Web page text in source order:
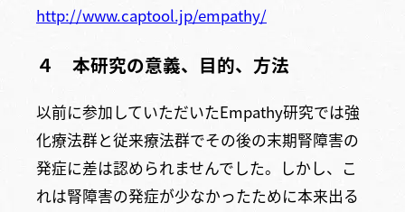
http://www.captool.jp/empathy/
４ 本研究の意義、目的、方法
以前に参加していただいたEmpathy研究では強
化療法群と従来療法群でその後の末期腎障害の
発症に差は認められませんでした。しかし、こ
れは腎障害の発症が少なかったために本来出る